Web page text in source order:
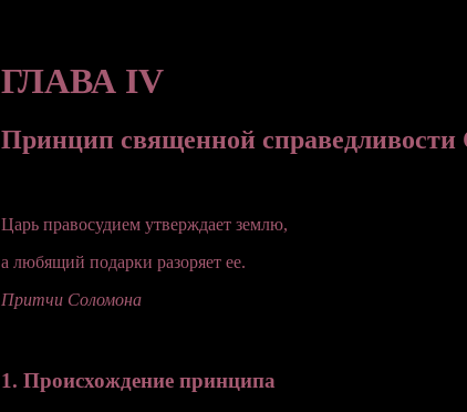
ГЛАВА IV
Принцип священной справедливости
Царь правосудием утверждает землю,
а любящий подарки разоряет ее.
Притчи Соломона
1. Происхождение принципа